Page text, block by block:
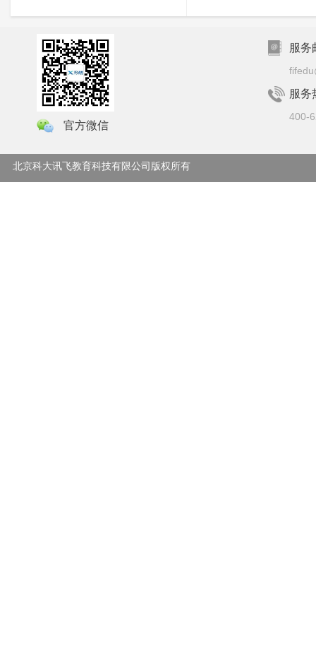
官方微信
服务
服务
400-
© 北京科大讯飞教育科技有限公司版权所有